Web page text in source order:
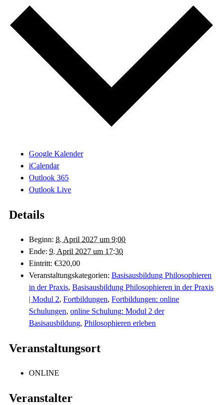
Google Kalender
iCalendar
Outlook 365
Outlook Live
Details
Beginn: 8. April 2027 um 9:00
Ende: 9. April 2027 um 17:30
Eintritt: €320,00
Veranstaltungskategorien: Basisausbildung Philosophieren
in der Praxis, Basisausbildung Philosophieren in der Praxis
| Modul 2, Fortbildungen, Fortbildungen: online
Schulungen, online Schulung: Modul 2 der
Basisausbildung, Philosophieren erleben
Veranstaltungsort
ONLINE
Veranstalter